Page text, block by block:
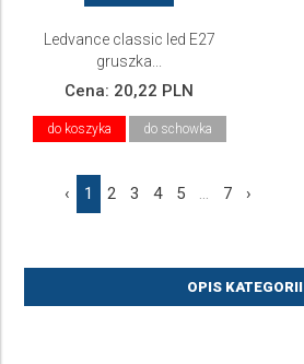
Ledvance classic led E27
gruszka...
Cena: 20,22 PLN
do koszyka do schowka
‹ 1 2 3 4 5 ... 7 ›
OPIS KATEGORII